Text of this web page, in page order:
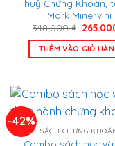
Thuỷ Chứng Khoán,
Mark Minervini
348.000₫ Giá
là:
348.000
THÊM VÀO GIỎ
-42%
SÁCH CHỨNG
Combo sách học